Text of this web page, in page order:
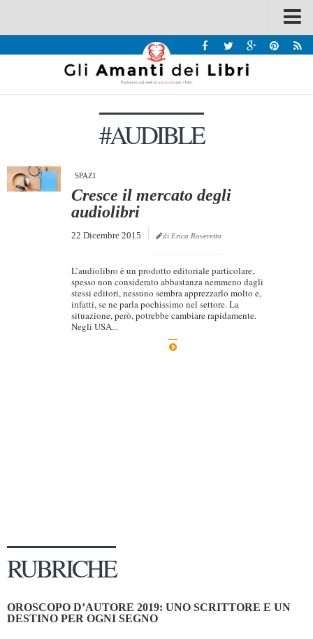
Recensioni
Interviste & Incontri
Chi siamo
Dicono di Noi
Tabù Festival 2014
A Tutto Volume
Marketing
#AUDIBLE
SPAZI
Cresce il mercato degli
audiolibri
22 Dicembre 2015 di Erica Roveretto
L’audiolibro è un prodotto editoriale particolare,
spesso non considerato abbastanza nemmeno dagli
stessi editori, nessuno sembra apprezzarlo molto e,
infatti, se ne parla pochissimo nel settore. La
situazione, però, potrebbe cambiare rapidamente.
Negli USA...
RUBRICHE
OROSCOPO D’AUTORE 2019: UNO SCRITTORE E UN
DESTINO PER OGNI SEGNO